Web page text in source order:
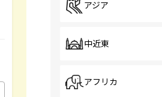
アジア
中近東
アフリカ